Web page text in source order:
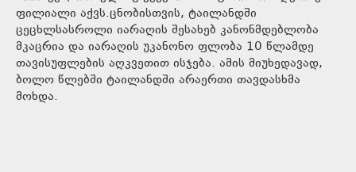
ფილიალი აქვს.ცნობისთვის, ტაილანდში
ცეცხლსასროლი იარაღის შესახებ კანონმდებლობა
მკაცრია და იარაღის უკანონო ფლობა 10 წლამდე
თავისუფლების აღკვეთით ისჯება. ამის მიუხედავად,
ბოლო წლებში ტაილანდში არაერთი თავდასხმა
მოხდა.